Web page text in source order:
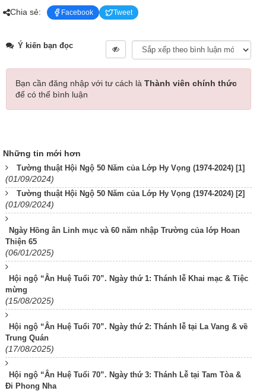
Chia sẻ: Facebook Tweet
Ý kiến bạn đọc
Bạn cần đăng nhập với tư cách là Thành viên chính thức
để có thể bình luận
Những tin mới hơn
Tường thuật Hội Ngộ 50 Năm của Lớp Hy Vọng (1974-2024) [1]
(01/09/2024)
Tường thuật Hội Ngộ 50 Năm của Lớp Hy Vọng (1974-2024) [2]
(01/09/2024)
Ngày Hồng ân Linh mục và 60 năm nhập Trường của lớp Hoan
Thiện 65
(06/01/2025)
Hội ngộ “Ân Huệ Tuổi 70”. Ngày thứ 1: Thánh lễ Khai mạc & Tiệc
mừng
(15/08/2025)
Hội ngộ “Ân Huệ Tuổi 70”. Ngày thứ 2: Thánh lễ tại La Vang & về
Trung Quán
(17/08/2025)
Hội ngộ “Ân Huệ Tuổi 70”. Ngày thứ 3: Thánh Lễ tại Tam Tòa &
Đi Phong Nha